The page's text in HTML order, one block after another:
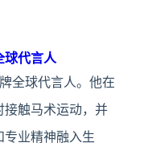
代言人
全球代言人。他在
触马术运动，并
业精神融入生